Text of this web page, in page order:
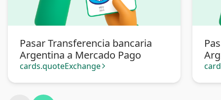
Pasar Transferencia bancaria
Argentina a Mercado Pago
cards.quoteExchange arrow_forward_ios